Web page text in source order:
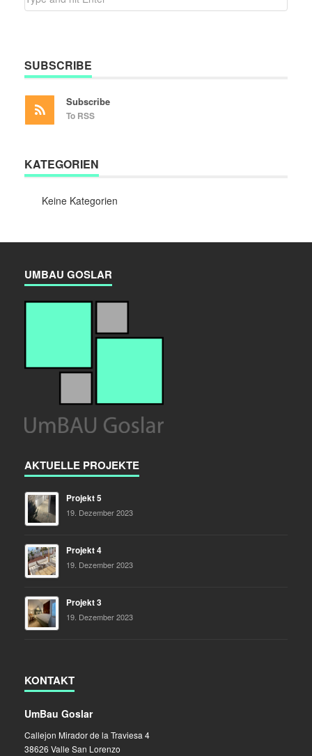
SUBSCRIBE
Subscribe
To RSS
KATEGORIEN
Keine Kategorien
UMBAU GOSLAR
AKTUELLE PROJEKTE
Projekt 5
19. Dezember 2023
Projekt 4
19. Dezember 2023
Projekt 3
19. Dezember 2023
KONTAKT
UmBau Goslar
Callejon Mirador de la Traviesa 4
38626 Valle San Lorenzo